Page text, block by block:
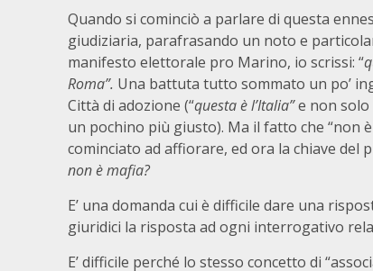
Quando si cominciò a parlare di questa
giudiziaria, parafrasando un noto e
manifesto elettorale pro Marino, io scrissi: “
Roma”. Una battuta tutto sommato un po’
Città di adozione (“questa è l’Italia”e non solo
un pochino più giusto). Ma il fatto che “non
cominciato ad affiorare, ed ora la chiave del
non è mafia?
E’ una domanda cui è difficile dare una
giuridici la risposta ad ogni interrogativo
E’ difficile perché lo stesso concetto di